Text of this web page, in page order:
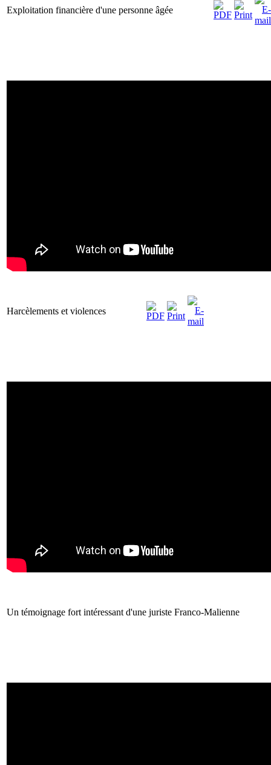
Exploitation financière d'une personne âgée
Harcèlements et violences
Un témoignage fort intéressant d'une juriste Franco-Malienne